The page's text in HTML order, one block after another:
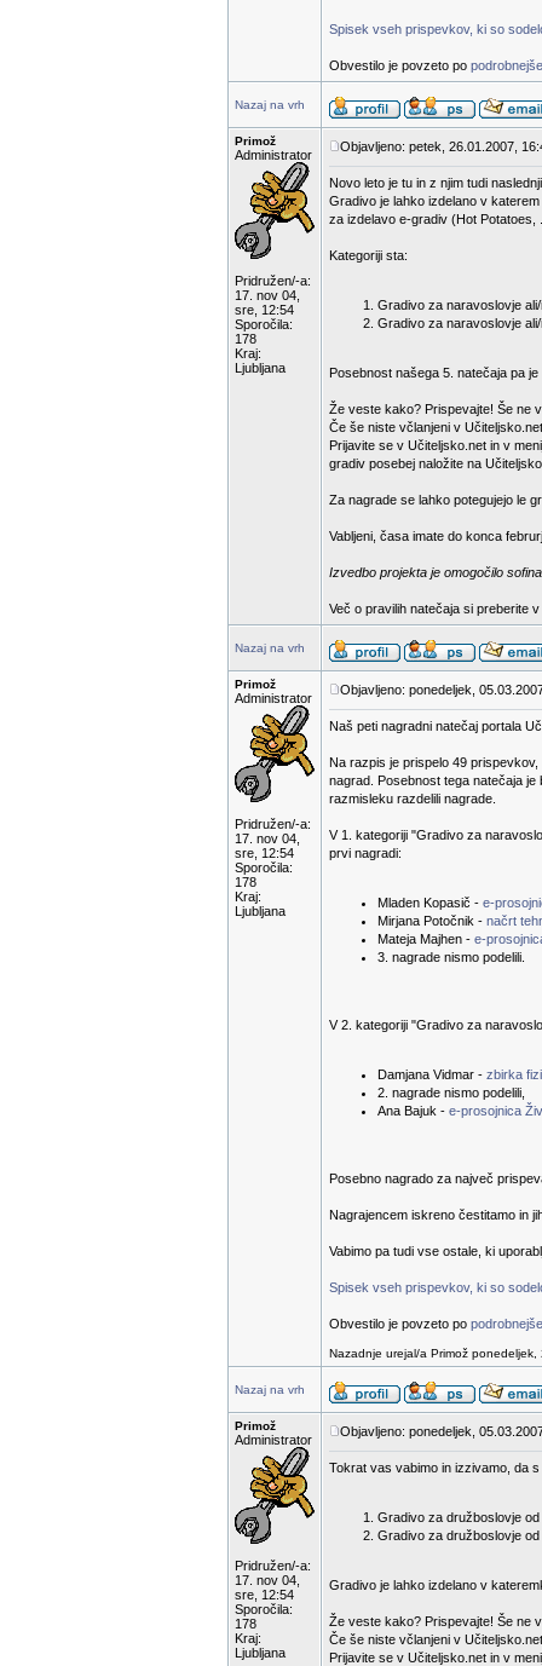
Spisek vseh prispevkov, ki so
Obvestilo je povzeto po
Nazaj na vrh
Primož
Administrator
Pridružen/-a:
17. nov 04,
sre, 12:54
Sporočila:
178
Kraj:
Ljubljana
Objavljeno: petek, 26.01.2007,
Novo leto je tu in z njim tudi
Gradivo je lahko izdelano v
za izdelavo e-gradiv (Hot Potatoes,
Kategoriji sta:
Gradivo za naravoslovje
Gradivo za naravoslovje
Posebnost našega 5. natečaja pa
Že veste kako? Prispevajte! Še ne
Če še niste včlanjeni v
Prijavite se v Učiteljsko.net in v
gradiv posebej naložite na
Za nagrade se lahko potegujejo le
Vabljeni, časa imate do konca
Izvedbo projekta je omogočilo
Več o pravilih natečaja si preberite v
Nazaj na vrh
Primož
Administrator
Pridružen/-a:
17. nov 04,
sre, 12:54
Sporočila:
178
Kraj:
Ljubljana
Objavljeno: ponedeljek,
Naš peti nagradni natečaj portala
Na razpis je prispelo 49
nagrad. Posebnost tega natečaja
razmisleku razdelili nagrade.
V 1. kategoriji "Gradivo za
prvi nagradi:
Mladen Kopasič - e-
Mirjana Potočnik - načrt
Mateja Majhen - e-
3. nagrade nismo podelili.
V 2. kategoriji "Gradivo za
Damjana Vidmar - zbirka
2. nagrade nismo podelili,
Ana Bajuk - e-prosojnica
Posebno nagrado za največ
Nagrajencem iskreno čestitamo in
Vabimo pa tudi vse ostale, ki
Spisek vseh prispevkov, ki so
Obvestilo je povzeto po
Nazadnje urejal/a Primož
Nazaj na vrh
Primož
Administrator
Pridružen/-a:
17. nov 04,
sre, 12:54
Sporočila:
178
Kraj:
Ljubljana
Objavljeno: ponedeljek,
Tokrat vas vabimo in izzivamo, da
Gradivo za družboslovje
Gradivo za družboslovje
Gradivo je lahko izdelano v
Že veste kako? Prispevajte! Še ne
Če še niste včlanjeni v
Prijavite se v Učiteljsko.net in v